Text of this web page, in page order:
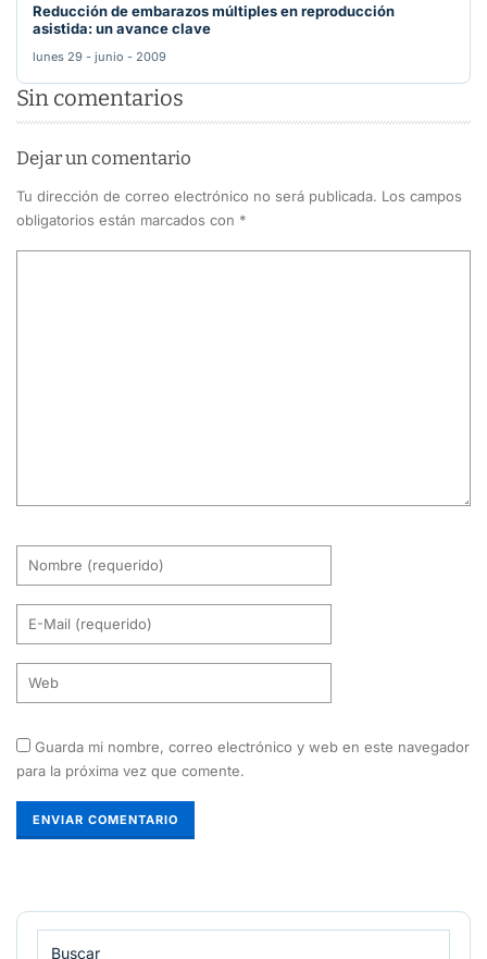
Reducción de embarazos múltiples en reproducción
asistida: un avance clave
lunes 29 - junio - 2009
Sin comentarios
Dejar un comentario
Tu dirección de correo electrónico no será publicada. Los campos
obligatorios están marcados con *
Guarda mi nombre, correo electrónico y web en este navegador
para la próxima vez que comente.